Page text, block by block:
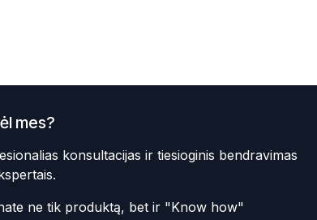
mes?
konsultacijas ir tiesioginis bendravimas
ne tik produktą, bet ir "Know how"